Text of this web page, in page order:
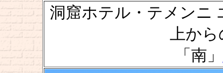
洞窟ホテル・テメンニ
上から
「南」